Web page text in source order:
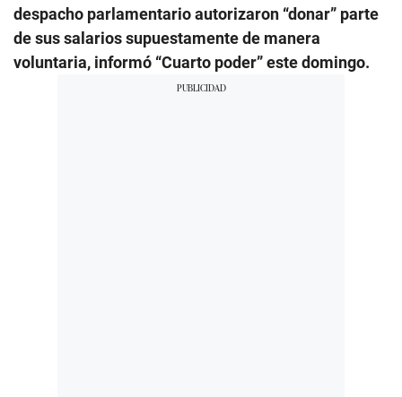
despacho parlamentario autorizaron “donar” parte
de sus salarios supuestamente de manera
voluntaria, informó “Cuarto poder” este domingo.